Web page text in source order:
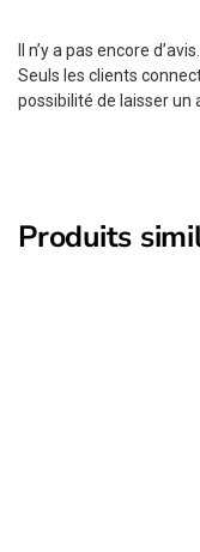
Il n’y a pas encore d’avis.
Seuls les clients
possibilité de laisser un
Produits